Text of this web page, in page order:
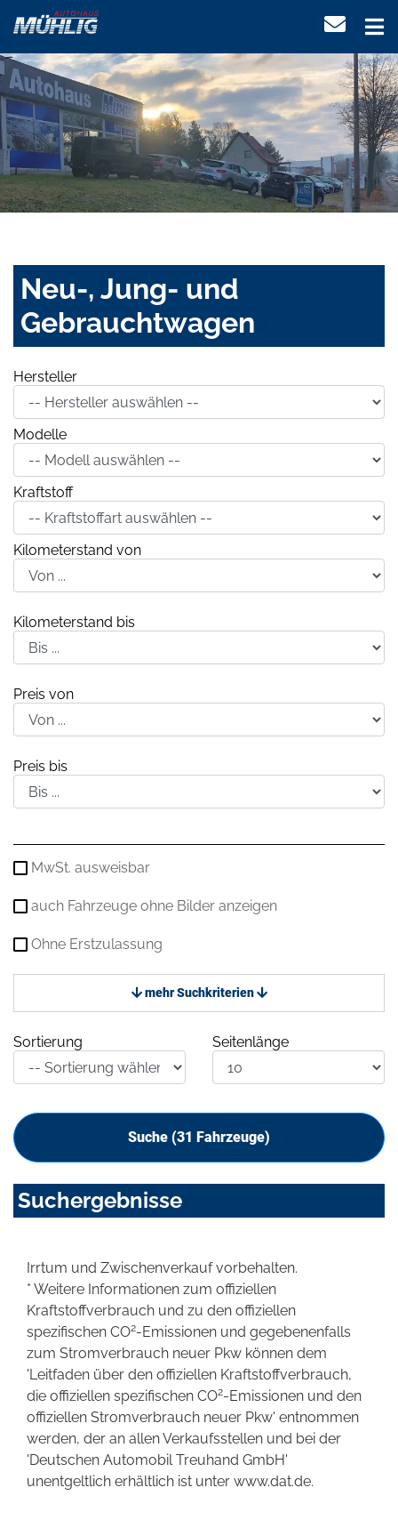
Neu-, Jung- und
Gebrauchtwagen
Hersteller
Modelle
Kraftstoff
Kilometerstand von
Kilometerstand bis
Preis von
Preis bis
MwSt. ausweisbar
auch Fahrzeuge ohne Bilder anzeigen
Ohne Erstzulassung
mehr Suchkriterien
Sortierung Seitenlänge
Suche (31 Fahrzeuge)
Suchergebnisse
Irrtum und Zwischenverkauf vorbehalten.
* Weitere Informationen zum offiziellen
Kraftstoffverbrauch und zu den offiziellen
spezifischen CO2-Emissionen und gegebenenfalls
zum Stromverbrauch neuer Pkw können dem
'Leitfaden über den offiziellen Kraftstoffverbrauch,
die offiziellen spezifischen CO2-Emissionen und den
offiziellen Stromverbrauch neuer Pkw' entnommen
werden, der an allen Verkaufsstellen und bei der
'Deutschen Automobil Treuhand GmbH'
unentgeltlich erhältlich ist unter www.dat.de.